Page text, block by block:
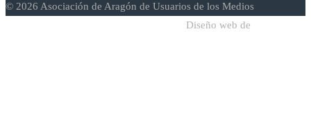
© 2026 Asociación de Aragón de Usuarios de los Medios
Diseño web de